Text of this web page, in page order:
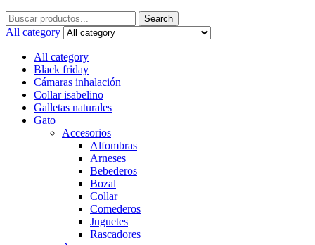
Search
for:
Search
All category
All category
Black friday
Cámaras inhalación
Collar isabelino
Galletas naturales
Gato
Accesorios
Alfombras
Arneses
Bebederos
Bozal
Collar
Comederos
Juguetes
Rascadores